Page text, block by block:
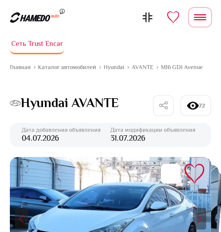
Сеть Trust Encar
Главная Каталог автомобилей Hyundai AVANTE M16 GDI Avenue
Hyundai AVANTE 72
Дата добавления объявления
04.07.2026
Дата модификации объявления
31.07.2026